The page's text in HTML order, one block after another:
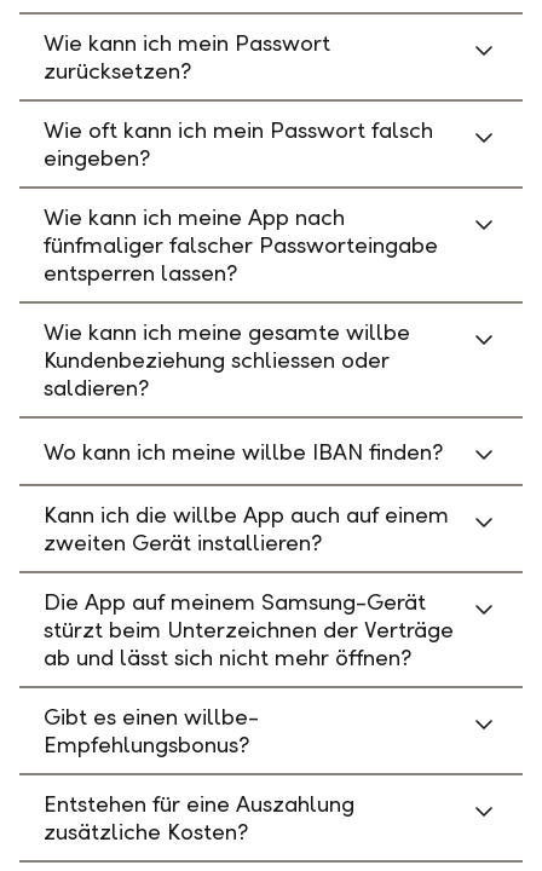
Wie kann ich mein Passwort
zurücksetzen?
Wie oft kann ich mein Passwort falsch
eingeben?
Wie kann ich meine App nach
fünfmaliger falscher Passworteingabe
entsperren lassen?
Wie kann ich meine gesamte willbe
Kundenbeziehung schliessen oder
saldieren?
Wo kann ich meine willbe IBAN finden?
Kann ich die willbe App auch auf einem
zweiten Gerät installieren?
Die App auf meinem Samsung-Gerät
stürzt beim Unterzeichnen der Verträge
ab und lässt sich nicht mehr öffnen?
Gibt es einen willbe-
Empfehlungsbonus?
Entstehen für eine Auszahlung
zusätzliche Kosten?